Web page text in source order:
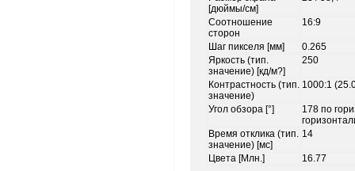
[дюймы/см]
Соотношение
сторон
16:9
Шаг пикселя [мм]
0.265
Яркость (тип.
значение) [кд/м?]
250
Контрастность (тип.
значение)
1000:1
Угол обзора [°]
178 по
Время отклика (тип.
значение) [мс]
14
Цвета [Млн.] 16.77